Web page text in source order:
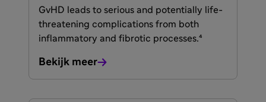
GvHD leads to serious and potentially life-
threatening complications from both
inflammatory and fibrotic processes.⁴
Bekijk meer